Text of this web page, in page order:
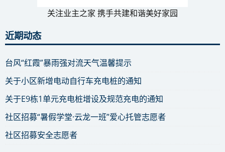
关注业主之家 携手共建和谐美好家园
近期动态
台风“红霞”暴雨强对流天气温馨提示
关于小区新增电动自行车充电桩的通知
关于E9栋1单元充电桩增设及规范充电的通知
社区招募“暑假学堂·云龙一班”爱心托管志愿者
社区招募安全志愿者